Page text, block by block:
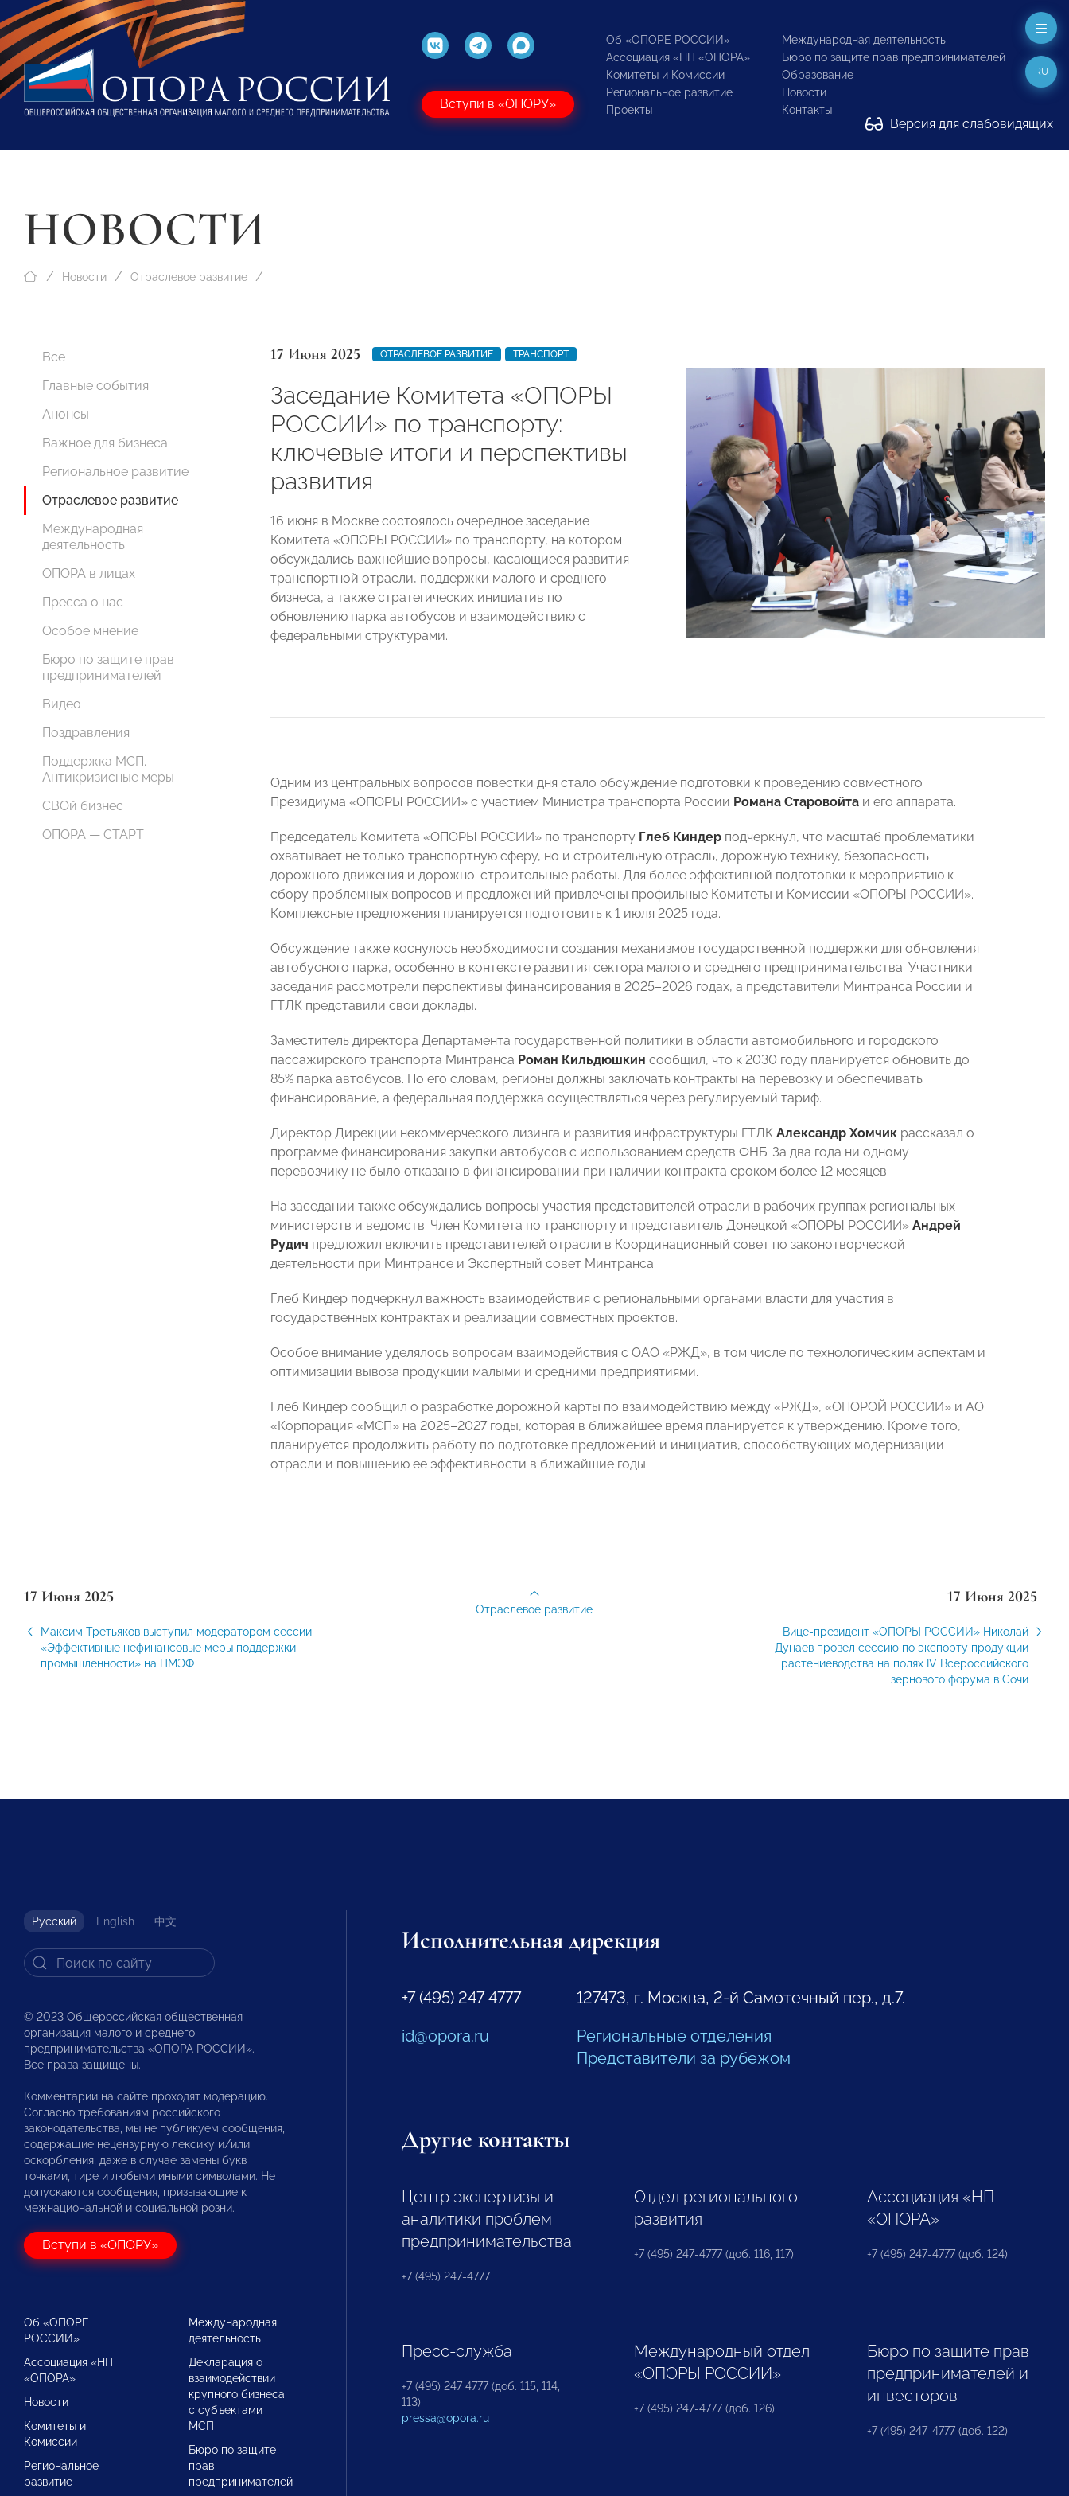
Вступи в «ОПОРУ»
Об «ОПОРЕ РОССИИ»
Ассоциация «НП «ОПОРА»
Комитеты и Комиссии
Региональное развитие
Проекты
Международная деятельность
Бюро по защите прав предпринимателей
Образование
Новости
Контакты
Версия для слабовидящих
RU
НОВОСТИ
Новости Отраслевое развитие
Все
Главные события
Анонсы
Важное для бизнеса
Региональное развитие
Отраслевое развитие
Международная
деятельность
ОПОРА в лицах
Пресса о нас
Особое мнение
Бюро по защите прав
предпринимателей
Видео
Поздравления
Поддержка МСП.
Антикризисные меры
СВОй бизнес
ОПОРА — СТАРТ
17 Июня 2025 ОТРАСЛЕВОЕ РАЗВИТИЕ ТРАНСПОРТ
Заседание Комитета «ОПОРЫ
РОССИИ» по транспорту:
ключевые итоги и перспективы
развития
16 июня в Москве состоялось очередное заседание
Комитета «ОПОРЫ РОССИИ» по транспорту, на котором
обсуждались важнейшие вопросы, касающиеся развития
транспортной отрасли, поддержки малого и среднего
бизнеса, а также стратегических инициатив по
обновлению парка автобусов и взаимодействию с
федеральными структурами.
Одним из центральных вопросов повестки дня стало обсуждение подготовки к проведению совместного
Президиума «ОПОРЫ РОССИИ» с участием Министра транспорта России Романа Старовойта и его аппарата.
Председатель Комитета «ОПОРЫ РОССИИ» по транспорту Глеб Киндер подчеркнул, что масштаб проблематики
охватывает не только транспортную сферу, но и строительную отрасль, дорожную технику, безопасность
дорожного движения и дорожно-строительные работы. Для более эффективной подготовки к мероприятию к
сбору проблемных вопросов и предложений привлечены профильные Комитеты и Комиссии «ОПОРЫ РОССИИ».
Комплексные предложения планируется подготовить к 1 июля 2025 года.
Обсуждение также коснулось необходимости создания механизмов государственной поддержки для обновления
автобусного парка, особенно в контексте развития сектора малого и среднего предпринимательства. Участники
заседания рассмотрели перспективы финансирования в 2025–2026 годах, а представители Минтранса России и
ГТЛК представили свои доклады.
Заместитель директора Департамента государственной политики в области автомобильного и городского
пассажирского транспорта Минтранса Роман Кильдюшкин сообщил, что к 2030 году планируется обновить до
85% парка автобусов. По его словам, регионы должны заключать контракты на перевозку и обеспечивать
финансирование, а федеральная поддержка осуществляться через регулируемый тариф.
Директор Дирекции некоммерческого лизинга и развития инфраструктуры ГТЛК Александр Хомчик рассказал о
программе финансирования закупки автобусов с использованием средств ФНБ. За два года ни одному
перевозчику не было отказано в финансировании при наличии контракта сроком более 12 месяцев.
На заседании также обсуждались вопросы участия представителей отрасли в рабочих группах региональных
министерств и ведомств. Член Комитета по транспорту и представитель Донецкой «ОПОРЫ РОССИИ» Андрей
Рудич предложил включить представителей отрасли в Координационный совет по законотворческой
деятельности при Минтрансе и Экспертный совет Минтранса.
Глеб Киндер подчеркнул важность взаимодействия с региональными органами власти для участия в
государственных контрактах и реализации совместных проектов.
Особое внимание уделялось вопросам взаимодействия с ОАО «РЖД», в том числе по технологическим аспектам и
оптимизации вывоза продукции малыми и средними предприятиями.
Глеб Киндер сообщил о разработке дорожной карты по взаимодействию между «РЖД», «ОПОРОЙ РОССИИ» и АО
«Корпорация «МСП» на 2025–2027 годы, которая в ближайшее время планируется к утверждению. Кроме того,
планируется продолжить работу по подготовке предложений и инициатив, способствующих модернизации
отрасли и повышению ее эффективности в ближайшие годы.
17 Июня 2025
Максим Третьяков выступил модератором сессии
«Эффективные нефинансовые меры поддержки
промышленности» на ПМЭФ
17 Июня 2025
Вице-президент «ОПОРЫ РОССИИ» Николай
Дунаев провел сессию по экспорту продукции
растениеводства на полях IV Всероссийского
зернового форума в Сочи
Отраслевое развитие
Русский English 中文
© 2023 Общероссийская общественная
организация малого и среднего
предпринимательства «ОПОРА РОССИИ».
Все права защищены.
Комментарии на сайте проходят модерацию.
Согласно требованиям российского
законодательства, мы не публикуем сообщения,
содержащие нецензурную лексику и/или
оскорбления, даже в случае замены букв
точками, тире и любыми иными символами. Не
допускаются сообщения, призывающие к
межнациональной и социальной розни.
Вступи в «ОПОРУ»
Об «ОПОРЕ
РОССИИ»
Ассоциация «НП
«ОПОРА»
Новости
Комитеты и
Комиссии
Региональное
развитие
Международная
деятельность
Декларация о
взаимодействии
крупного бизнеса
с субъектами
МСП
Бюро по защите
прав
предпринимателей
Исполнительная дирекция
+7 (495) 247 4777
id@opora.ru
127473, г. Москва, 2-й Самотечный пер., д.7.
Региональные отделения
Представители за рубежом
Другие контакты
Центр экспертизы и
аналитики проблем
предпринимательства
+7 (495) 247-4777
Отдел регионального
развития
+7 (495) 247-4777 (доб. 116, 117)
Ассоциация «НП
«ОПОРА»
+7 (495) 247-4777 (доб. 124)
Пресс-служба
+7 (495) 247 4777 (доб. 115, 114,
113)
pressa@opora.ru
Международный отдел
«ОПОРЫ РОССИИ»
+7 (495) 247-4777 (доб. 126)
Бюро по защите прав
предпринимателей и
инвесторов
+7 (495) 247-4777 (доб. 122)